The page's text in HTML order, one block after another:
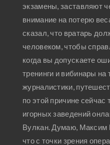
экзамены, заставляют
внимание на потерю
сказал, что вратарь
человеком, чтобы
когда вы допускаете
тренинги и вибинары на
журналистики,
по этой причине сейчас
игорных заведений
Вулкан. Думаю, Максим
что с точки зрения